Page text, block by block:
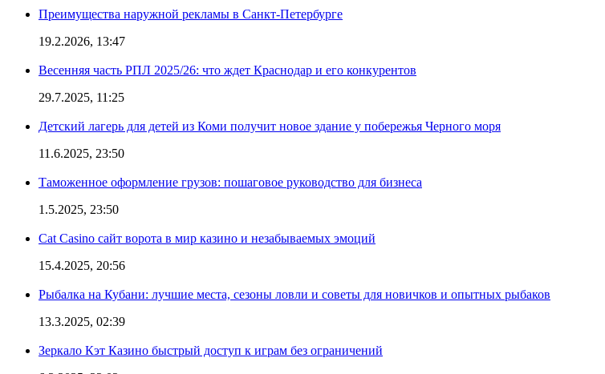
Преимущества наружной рекламы в Санкт-Петербурге
19.2.2026, 13:47
Весенняя часть РПЛ 2025/26: что ждет Краснодар и его конкурентов
29.7.2025, 11:25
Детский лагерь для детей из Коми получит новое здание у побережья Черного моря
11.6.2025, 23:50
Таможенное оформление грузов: пошаговое руководство для бизнеса
1.5.2025, 23:50
Cat Casino сайт ворота в мир казино и незабываемых эмоций
15.4.2025, 20:56
Рыбалка на Кубани: лучшие места, сезоны ловли и советы для новичков и опытных рыбаков
13.3.2025, 02:39
Зеркало Кэт Казино быстрый доступ к играм без ограничений